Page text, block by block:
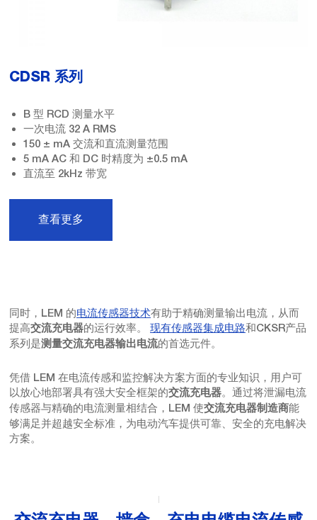
CDSR 系列
B 型 RCD 测量水平
一次电流 32 A RMS
150 ± mA 交流和直流测量范围
5 mA AC 和 DC 时精度为 ±0.5 mA
直流至 2kHz 带宽
查看更多
同时，LEM 的电流传感器技术有助于精确测量输出电流，从而
提高交流充电器的运行效率。 现有传感器集成电路和CKSR产品
系列是测量交流充电器输出电流的首选元件。
凭借 LEM 在电流传感和监控解决方案方面的专业知识，用户可
以放心地部署具有强大安全框架的交流充电器。通过将泄漏电流
传感器与精确的电流测量相结合，LEM 使交流充电器制造商能
够满足并超越安全标准，为电动汽车提供可靠、安全的充电解决
方案。